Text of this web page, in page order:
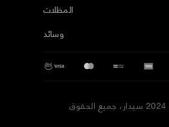
المظلات
وسائد
حقوق النشر © 2024 سيدار، جميع الحقوق